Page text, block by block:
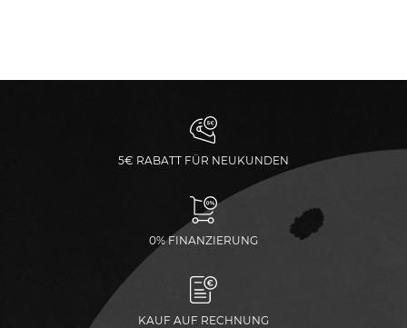
5€ RABATT FÜR NEUKUNDEN
0% FINANZIERUNG
KAUF AUF RECHNUNG